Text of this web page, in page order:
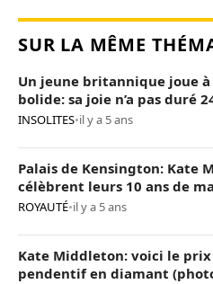
SUR LA MÊME
Un jeune britannique joue
bolide: sa joie n’a pas duré
INSOLITES•il y a 5 ans
Palais de Kensington: Kate
célèbrent leurs 10 ans de
ROYAUTÉ•il y a 5 ans
Kate Middleton: voici le prix
pendentif en diamant